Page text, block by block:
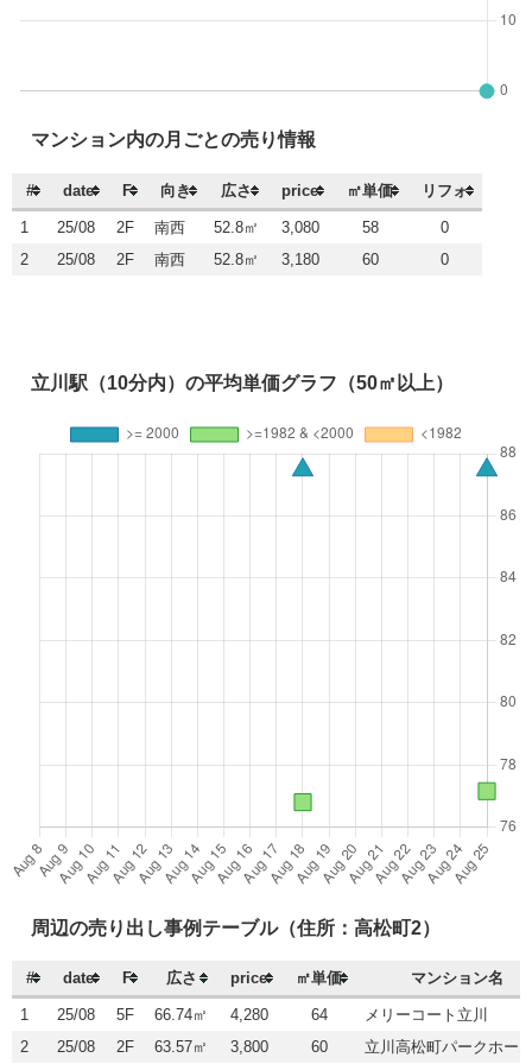
マンション内の月ごとの売り情報
# date F 向き 広さ price ㎡単価 リフォ
1 25/08 2F 南西 52.8㎡ 3,080 58 0
2 25/08 2F 南西 52.8㎡ 3,180 60 0
立川駅（10分内）の平均単価グラフ（50㎡以上）
周辺の売り出し事例テーブル（住所：高松町2）
# date F 広さ price ㎡単価 マンション名
1 25/08 5F 66.74㎡ 4,280 64 メリーコート立川
2 25/08 2F 63.57㎡ 3,800 60 立川高松町パークホー